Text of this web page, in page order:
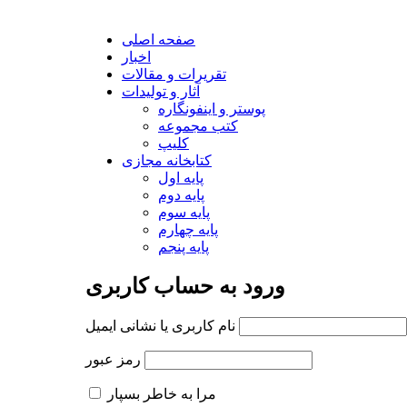
صفحه اصلی
اخبار
تقریرات و مقالات
آثار و تولیدات
پوستر و اینفونگاره
کتب مجموعه
کلیپ
کتابخانه مجازی
پایه اول
پایه دوم
پایه سوم
پایه چهارم
پایه پنجم
ورود به حساب کاربری
نام کاربری یا نشانی ایمیل
رمز عبور
مرا به خاطر بسپار